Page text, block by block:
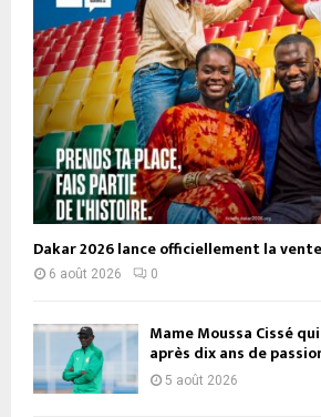
Dakar 2026 lance officiellement la
6 août 2026 0
Mame Moussa Cissé
après dix ans de
5 août 2026